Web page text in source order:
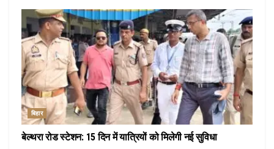
बिहार
बेल्थरा रोड स्टेशन: 15 दिन में यात्रियों को मिलेगी नई सुविधा